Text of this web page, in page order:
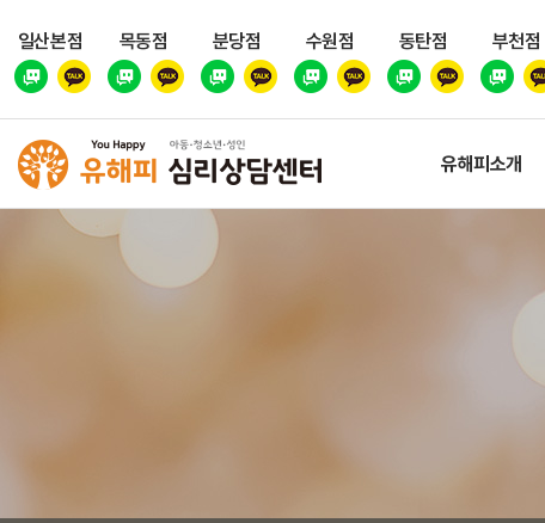
일산본점 목동점 분당점 수원점 동탄점 부천점
유해피소개